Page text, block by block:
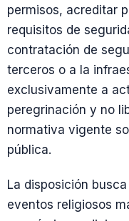
permisos, acreditar
requisitos de
contratación de
terceros o a la
exclusivamente a
peregrinación y no
normativa vigente
pública.
La disposición
eventos religiosos